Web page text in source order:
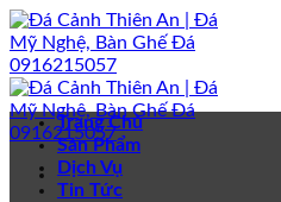
Bỏ
qua
nội
dung
Trang Chủ
Sản Phẩm
Dịch Vụ
Tin Tức